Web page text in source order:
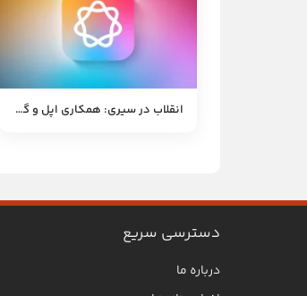
انقلاب در سیری: همکاری اپل و گوگل Gemini
دسترسی سریع
درباره ما